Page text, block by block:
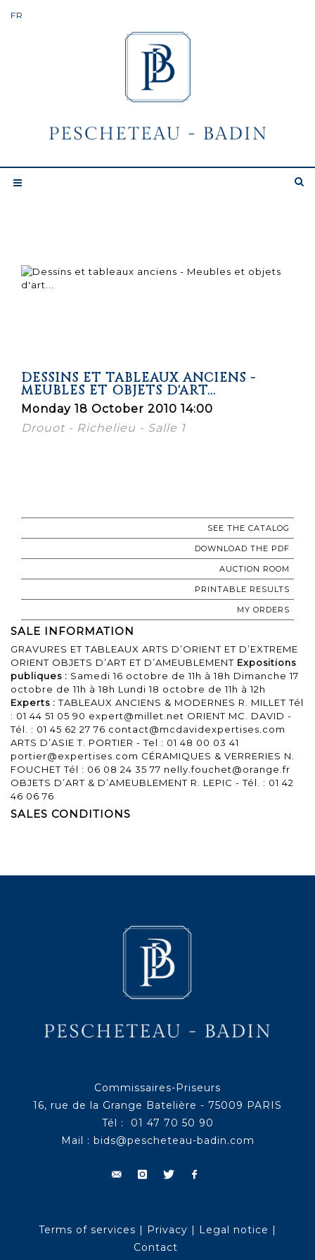
DESSINS ET TABLEAUX ANCIENS -
MEUBLES ET OBJETS D'ART...
Monday 18 October 2010 14:00
Drouot - Richelieu - Salle 1
SEE THE CATALOG
DOWNLOAD THE PDF
AUCTION ROOM
PRINTABLE RESULTS
MY ORDERS
SALE INFORMATION
GRAVURES ET TABLEAUX ARTS D’ORIENT ET D’EXTREME
ORIENT OBJETS D’ART ET D’AMEUBLEMENT Expositions
publiques : Samedi 16 octobre de 11h à 18h Dimanche 17
octobre de 11h à 18h Lundi 18 octobre de 11h à 12h
Experts : TABLEAUX ANCIENS & MODERNES R. MILLET Tél
: 01 44 51 05 90 expert@millet.net ORIENT MC. DAVID -
Tél. : 01 45 62 27 76 contact@mcdavidexpertises.com
ARTS D’ASIE T. PORTIER - Tel : 01 48 00 03 41
portier@expertises.com CÉRAMIQUES & VERRERIES N.
FOUCHET Tél : 06 08 24 35 77 nelly.fouchet@orange.fr
OBJETS D’ART & D’AMEUBLEMENT R. LEPIC - Tél. : 01 42
46 06 76
SALES CONDITIONS
Commissaires-Priseurs
16, rue de la Grange Batelière - 75009 PARIS
Tél : 01 47 70 50 90
Mail : bids@pescheteau-badin.com
Terms of services | Privacy | Legal notice |
Contact